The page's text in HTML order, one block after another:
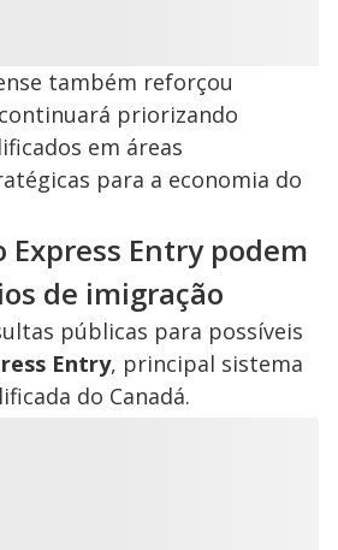
também reforçou
priorizando
em áreas
para a economia do
Express Entry podem
de imigração
públicas para possíveis
Entry, principal sistema
do Canadá.